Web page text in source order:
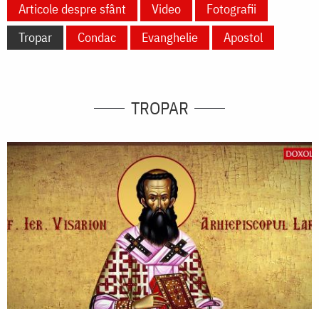
Articole despre sfânt
Video
Fotografii
Tropar
Condac Evanghelie Apostol
TROPAR